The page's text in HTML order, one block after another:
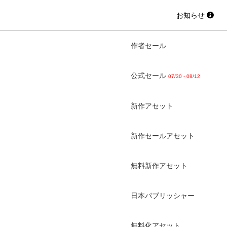
お知らせ
作者セール
公式セール 07/30 - 08/12
新作アセット
新作セールアセット
無料新作アセット
日本パブリッシャー